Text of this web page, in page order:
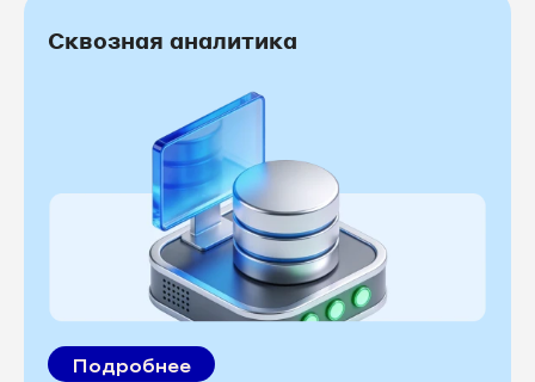
Сквозная аналитика
Подробнее